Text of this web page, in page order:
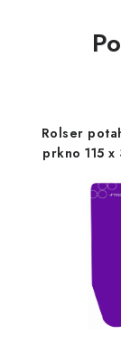
Rolser
prkno 115 x